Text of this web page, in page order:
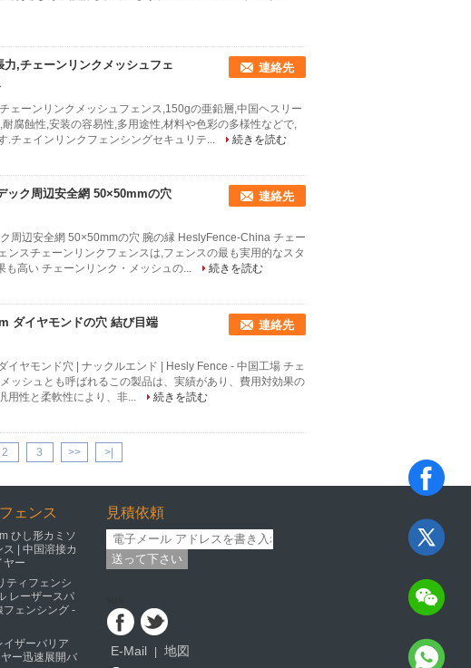
,チェーンリンクメッシュフェ
連絡先
ェーンリンクメッシュフェンス,150gの亜鉛層,中国ヘスリー
腐蝕性,安装の容易性,多用途性,材料や色彩の多様性などで,
.チェインリンクフェンシングセキュリテ...
続きを読む
ック周辺安全網 50×50mmの穴
連絡先
周辺安全網 50×50mmの穴 腕の縁 HeslyFence-China チェー
ンスチェーンリンクフェンスは,フェンスの最も実用的なスタ
高い チェーンリンク・メッシュの...
続きを読む
ダイヤモンドの穴 結び目端
連絡先
ヤモンド穴 | ナックルエンド | Hesly Fence - 中国工場 チェ
ッシュとも呼ばれるこの製品は、実績があり、費用対効果の
用性と柔軟性により、非...
続きを読む
2 3 >> >|
ェンス
ひし形カミソ
| 中国溶接カ
ヤー
ティフェンシ
レーザースパ
フェンシング -
イザーバリア
ー迅速展開バ
見積依頼
送って下さい
E-Mail | 地図